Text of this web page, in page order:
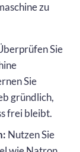
zu
Sie
Sie
gründlich,
frei bleibt.
Nutzen Sie